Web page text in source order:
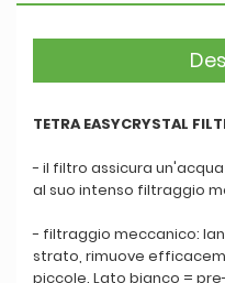
TETRA EASYCRYSTAL
- il filtro assicura
al suo intenso filtraggio
- filtraggio meccanico:
strato, rimuove
piccole. Lato bianco =